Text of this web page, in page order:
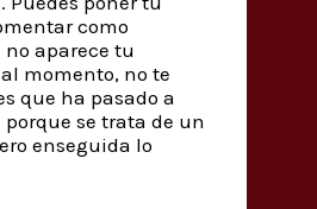
como
aparece tu
momento, no te
que ha pasado a
se trata de un
enseguida lo